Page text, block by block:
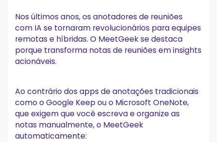
Nos últimos anos, os anotadores de reuniões
com IA se tornaram revolucionários para equipes
remotas e híbridas. O MeetGeek se destaca
porque transforma notas de reuniões em insights
acionáveis.
Ao contrário dos apps de anotações tradicionais
como o Google Keep ou o Microsoft OneNote,
que exigem que você escreva e organize as
notas manualmente, o MeetGeek
automaticamente: